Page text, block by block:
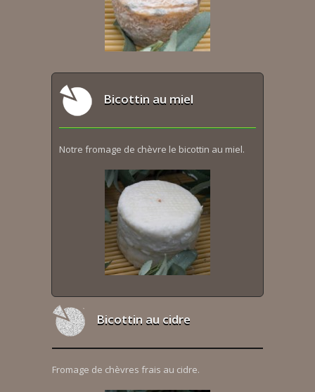
Bicottin au miel
Notre fromage de chèvre le bicottin au miel.
Bicottin au cidre
Fromage de chèvres frais au cidre.